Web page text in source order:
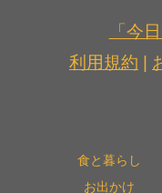
「今
利用規約 |
食と暮らし
お出かけ